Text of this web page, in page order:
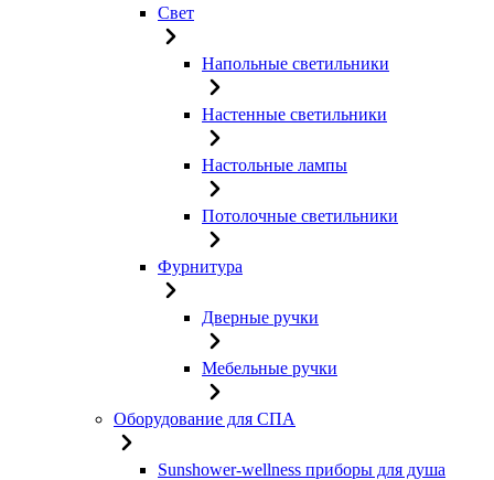
Свет
Напольные светильники
Настенные светильники
Настольные лампы
Потолочные светильники
Фурнитура
Дверные ручки
Мебельные ручки
Оборудование для СПА
Sunshower-wellness приборы для душа